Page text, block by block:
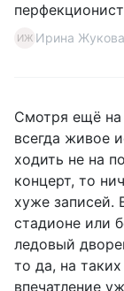
ИЖ Иринa Жуковa
Смотря ещё на
всегда живое
ходить не на
концерт, то
хуже записей.
стадионе или
ледовый
то да, на
впечатление